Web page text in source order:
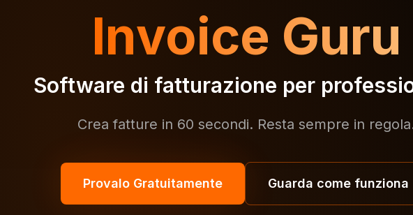
Invoice Guru
Software di fatturazione per
Crea fatture in 60 secondi. Resta sempre in
Provalo Gratuitamente Guarda come funziona